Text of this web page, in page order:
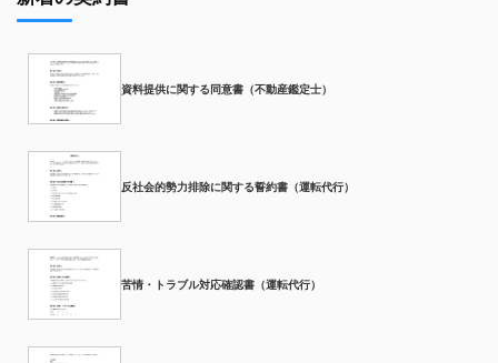
資料提供に関する同意書（不動産鑑定士）
反社会的勢力排除に関する誓約書（運転代行）
苦情・トラブル対応確認書（運転代行）